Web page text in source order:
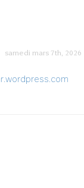
samedi mars 7th, 2026